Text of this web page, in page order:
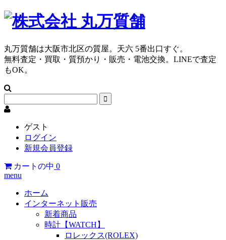
丸万質舗は大阪市北区の質屋。天六 5番出口すぐ。
無料査定・買取・質預かり・販売・電池交換。LINEで査定
もOK。
ゲスト
ログイン
新規会員登録
カートの中 0
menu
ホーム
インターネット販売
新着商品
時計【WATCH】
ロレックス(ROLEX)